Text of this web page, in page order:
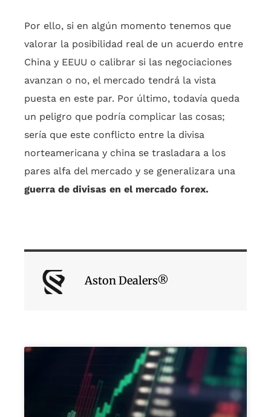
Por ello, si en algún momento tenemos que
valorar la posibilidad real de un acuerdo entre
China y EEUU o calibrar si las negociaciones
avanzan o no, el mercado tendrá la vista
puesta en este par. Por último, todavía queda
un peligro que podría complicar las cosas;
sería que este conflicto entre la divisa
norteamericana y china se trasladara a los
pares alfa del mercado y se generalizara una
guerra de divisas en el mercado forex.
Aston Dealers®